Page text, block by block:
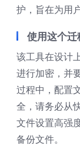
护，旨在为用
使用这个迁
该工具在设计
进行加密，并
过程中，配置
全，请务必从
文件设置高强
备份文件。